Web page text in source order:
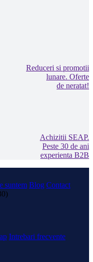
Reduceri si promotii
lunare. Oferte
de neratat!
Achizitii SEAP.
Peste 30 de ani
experienta B2B
suntem Blog Contact
Intrebari frecvente